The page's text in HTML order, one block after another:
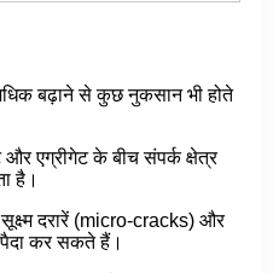
बढ़ाने से कुछ नुकसान भी होते
एग्रीगेट के बीच संपर्क क्षेत्र
है।
दरारें (micro-cracks) और
कर सकते हैं।